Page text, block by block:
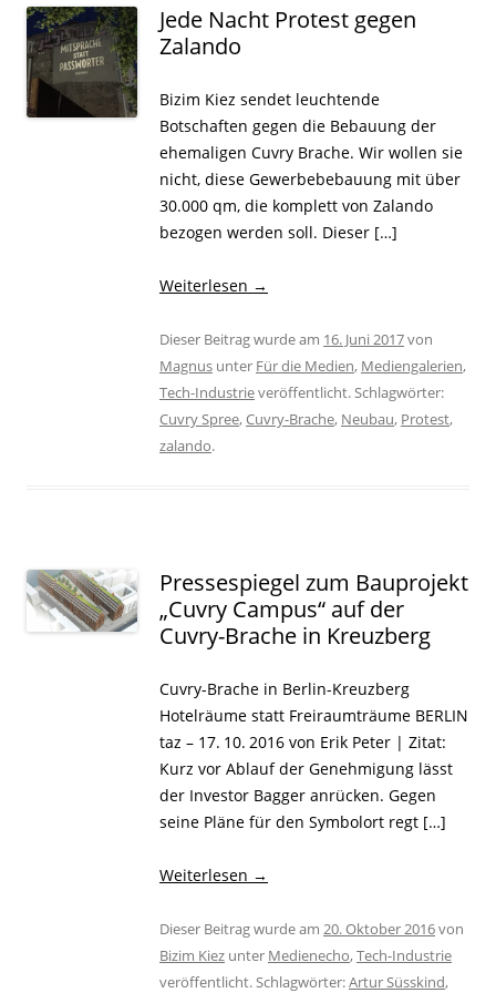
Jede Nacht Protest gegen
Zalando
Bizim Kiez sendet leuchtende
Botschaften gegen die Bebauung der
ehemaligen Cuvry Brache. Wir wollen sie
nicht, diese Gewerbebebauung mit über
30.000 qm, die komplett von Zalando
bezogen werden soll. Dieser […]
Weiterlesen →
Dieser Beitrag wurde am 16. Juni 2017von
Magnus unter Für die Medien, Mediengalerien,
Tech-Industrieveröffentlicht. Schlagwörter:
Cuvry Spree,Cuvry-Brache, Neubau, Protest,
zalando.
Pressespiegel zum Bauprojekt
„Cuvry Campus“ auf der
Cuvry-Brache in Kreuzberg
Cuvry-Brache in Berlin-Kreuzberg
Hotelräume statt Freiraumträume BERLIN
taz – 17. 10. 2016 von Erik Peter | Zitat:
Kurz vor Ablauf der Genehmigung lässt
der Investor Bagger anrücken. Gegen
seine Pläne für den Symbolort regt […]
Weiterlesen →
Dieser Beitrag wurde am 20. Oktober 2016von
Bizim Kiez unter Medienecho,Tech-Industrie
veröffentlicht. Schlagwörter:Artur Süsskind,